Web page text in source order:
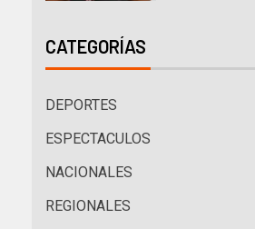
CATEGORÍAS
DEPORTES
ESPECTACULOS
NACIONALES
REGIONALES